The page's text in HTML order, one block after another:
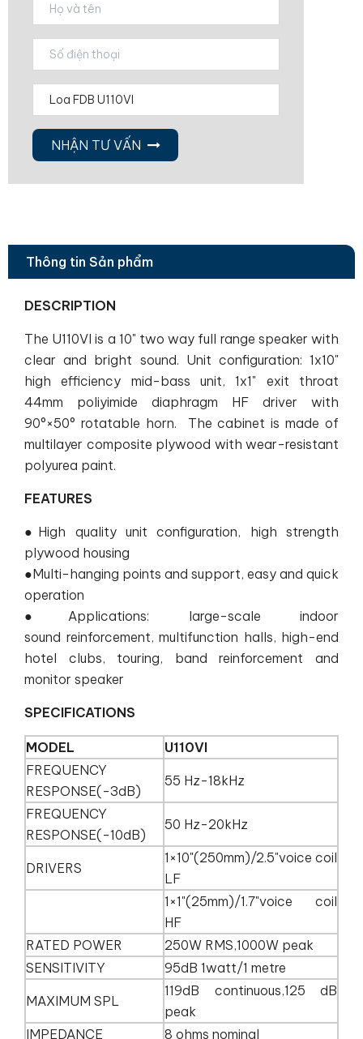
NHẬN TƯ VẤN
Thông tin Sản phẩm
DESCRIPTION
The U110VI is a 10" two way full range speaker with
clear and bright sound. Unit configuration: 1x10"
high efficiency mid-bass unit, 1x1" exit throat
44mm poliyimide diaphragm HF driver with
90°×50° rotatable horn. The cabinet is made of
multilayer composite plywood with wear-resistant
polyurea paint.
FEATURES
●High quality unit configuration, high strength
plywood housing
●Multi-hanging points and support, easy and quick
operation
●Applications: large-scale indoor
sound reinforcement, multifunction halls, high-end
hotel clubs, touring, band reinforcement and
monitor speaker
SPECIFICATIONS
MODEL
U110VI
FREQUENCY
RESPONSE(-3dB)
55 Hz-18kHz
FREQUENCY
RESPONSE(-10dB)
50 Hz-20kHz
DRIVERS
1×10"(250mm)/2.5"voice coil
LF
1×1"(25mm)/1.7"voice coil
HF
RATED POWER
250W RMS,1000W peak
SENSITIVITY
95dB 1watt/1 metre
MAXIMUM SPL
119dB continuous,125 dB
peak
IMPEDANCE
8 ohms nominal